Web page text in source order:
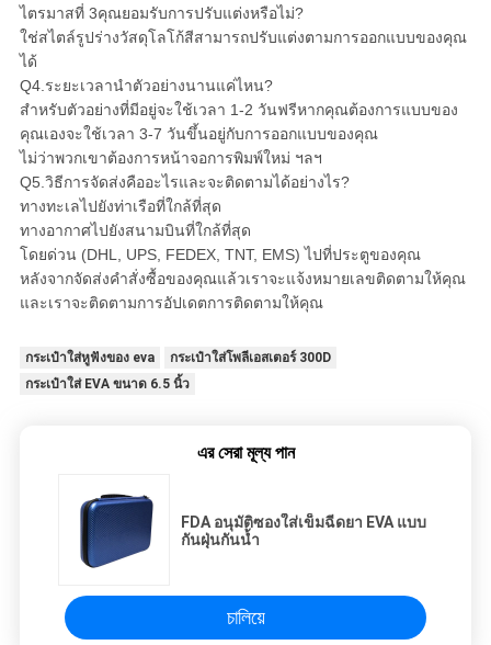
ไตรมาสที่ 3คุณยอมรับการปรับแต่งหรือไม่?
ใช่สไตล์รูปร่างวัสดุโลโก้สีสามารถปรับแต่งตามการออกแบบของคุณ
ได้
Q4.ระยะเวลานำตัวอย่างนานแค่ไหน?
สำหรับตัวอย่างที่มีอยู่จะใช้เวลา 1-2 วันฟรีหากคุณต้องการแบบของ
คุณเองจะใช้เวลา 3-7 วันขึ้นอยู่กับการออกแบบของคุณ
ไม่ว่าพวกเขาต้องการหน้าจอการพิมพ์ใหม่ ฯลฯ
Q5.วิธีการจัดส่งคืออะไรและจะติดตามได้อย่างไร?
ทางทะเลไปยังท่าเรือที่ใกล้ที่สุด
ทางอากาศไปยังสนามบินที่ใกล้ที่สุด
โดยด่วน (DHL, UPS, FEDEX, TNT, EMS) ไปที่ประตูของคุณ
หลังจากจัดส่งคำสั่งซื้อของคุณแล้วเราจะแจ้งหมายเลขติดตามให้คุณ
และเราจะติดตามการอัปเดตการติดตามให้คุณ
กระเป๋าใส่หูฟังของ eva
กระเป๋าใส่โพลีเอสเตอร์ 300D
กระเป๋าใส่ EVA ขนาด 6.5 นิ้ว
এর সেরা মূল্য পান
FDA อนุมัติซองใส่เข็มฉีดยา EVA แบบ
กันฝุ่นกันน้ำ
চালিয়ে